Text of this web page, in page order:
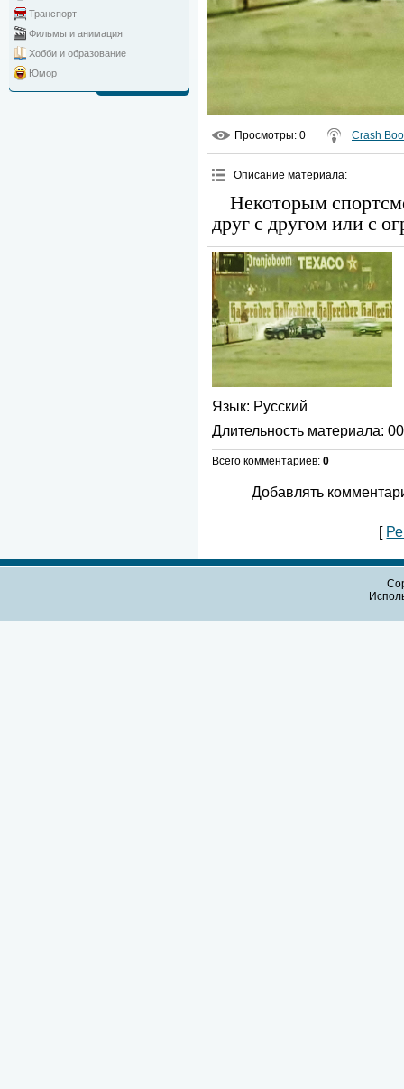
Транспорт
Фильмы и анимация
Хобби и образование
Юмор
Просмотры: 0 Crash
Описание материала:
Некоторым
друг с другом или с
Язык: Русский
Длительность материала:
Всего комментариев: 0
Добавлять
[